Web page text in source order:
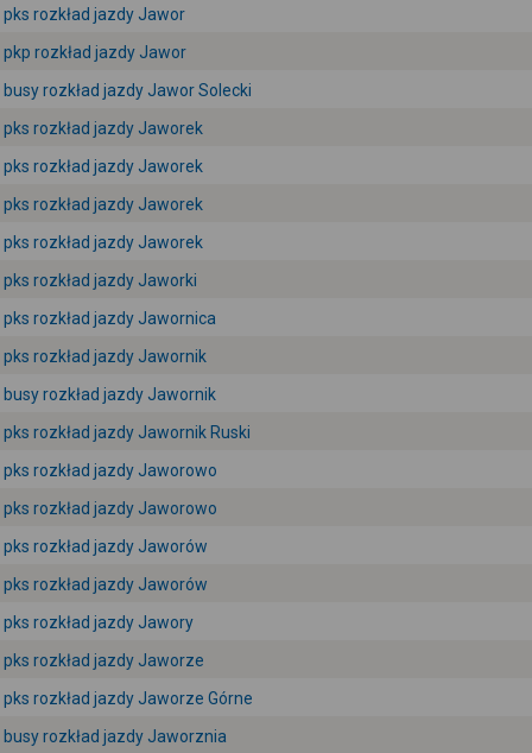
pks rozkład jazdy Jawor
pkp rozkład jazdy Jawor
busy rozkład jazdy Jawor Solecki
pks rozkład jazdy Jaworek
pks rozkład jazdy Jaworek
pks rozkład jazdy Jaworek
pks rozkład jazdy Jaworek
pks rozkład jazdy Jaworki
pks rozkład jazdy Jawornica
pks rozkład jazdy Jawornik
busy rozkład jazdy Jawornik
pks rozkład jazdy Jawornik Ruski
pks rozkład jazdy Jaworowo
pks rozkład jazdy Jaworowo
pks rozkład jazdy Jaworów
pks rozkład jazdy Jaworów
pks rozkład jazdy Jawory
pks rozkład jazdy Jaworze
pks rozkład jazdy Jaworze Górne
busy rozkład jazdy Jaworznia